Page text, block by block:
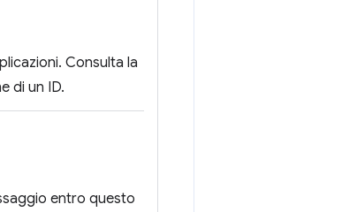
Consulta la
di un ID.
entro questo